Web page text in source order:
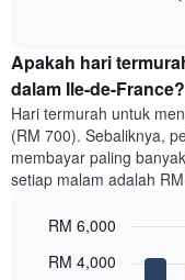
purata
bilik
setiap
bulan
Carta
mempunyai
1
memaparkan
Apakah hari
dalam Ile-de-France?
Hari termurah untuk
(RM 700). Sebaliknya,
membayar paling
setiap malam adalah
chart
graphic.
RM 4,000
RM 6,000